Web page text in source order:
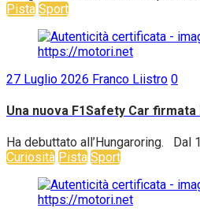
Pista Sport
27 Luglio 2026 Franco Liistro 0
Una nuova F1Safety Car
Ha debuttato all’Hungaroring. Dal
Curiosità Pista Sport